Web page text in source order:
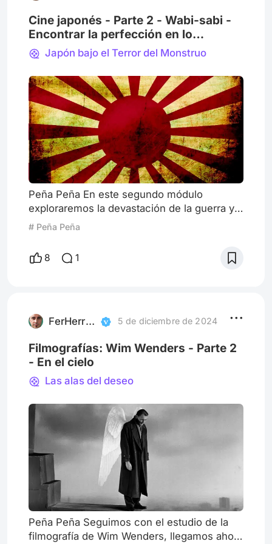
Cine japonés - Parte 2 - Wabi-sabi -
Encontrar la perfección en lo
imperfecto
Japón bajo el Terror del Monstruo
Peña Peña En este segundo módulo
exploraremos la devastación de la guerra y
la crueldad y ternura del cine japonés, con
analizado la obra de directores como Hayao
Miyazaki, Isao Takahata, Satoshi Kon,
Fernando Martín Peña, una cinema
# Peña Peña
8 1
FerHerrera 5 de diciembre de 2024
Filmografías: Wim Wenders - Parte 2
- En el cielo
Las alas del deseo
Peña Peña Seguimos con el estudio de la
filmografía de Wim Wenders, llegamos ahora